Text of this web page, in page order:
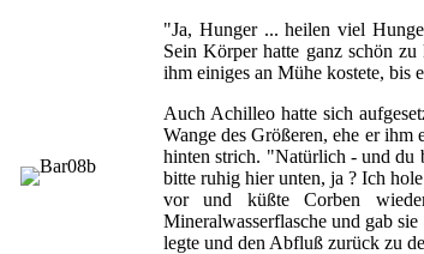
"Ja, Hunger ... heilen viel
Sein Körper hatte ganz schön
ihm einiges an Mühe kostete, bis
Auch Achilleo hatte sich
Wange des Größeren, ehe er
hinten strich. "Natürlich - und du
bitte ruhig hier unten, ja ? Ich
vor und küßte Corben
Mineralwasserflasche und gab
legte und den Abfluß zurück zu